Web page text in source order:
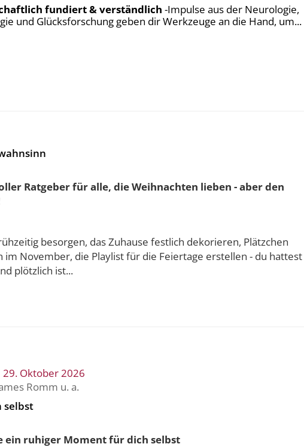
fundiert & verständlich -Impulse aus der Neurologie,
und Glücksforschung geben dir Werkzeuge an die Hand, um...
Ratgeber für alle, die Weihnachten lieben - aber den
besorgen, das Zuhause festlich dekorieren, Plätzchen
im November, die Playlist für die Feiertage erstellen - du hattest
plötzlich ist...
Oktober 2026
Romm u. a.
selbst
ein ruhiger Moment für dich selbst